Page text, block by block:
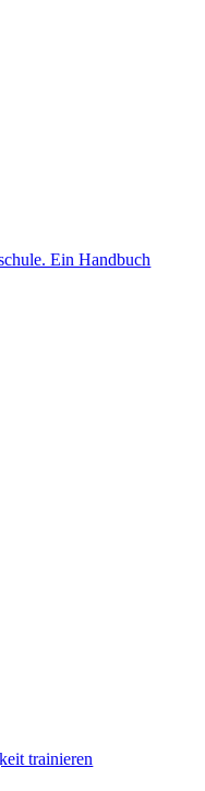
Ein Handbuch
trainieren